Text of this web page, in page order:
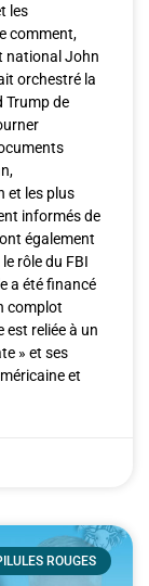
les
comment,
national John
orchestré la
Trump de
et les plus
informés de
également
rôle du FBI
a été financé
complot
est reliée à un
» et ses
et
ROUGES